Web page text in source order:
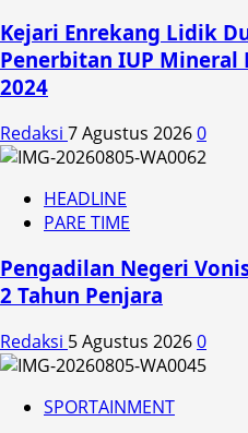
Kejari Enrekang Lidik
Penerbitan IUP Mineral
2024
Redaksi 7 Agustus 20260
HEADLINE
PARE TIME
Pengadilan Negeri
2 Tahun Penjara
Redaksi 5 Agustus 20260
SPORTAINMENT